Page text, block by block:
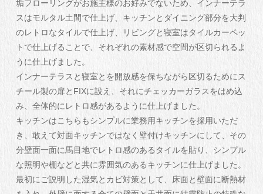
垢フローリングがお施主様のお好みでないため、インナーテラ
スはモルタル土間で仕上げ、キッチンとダイニング部分を大判
のレトロなタイルで仕上げ、リビングと寝室はタイルカーペッ
トで仕上げることで、それぞれの素材感で空間が区切られるよ
うに仕上げました。
インナーテラスと寝室とを開放感を保ちながら区切るためにス
チール製の扉とFIXに設え、それにチェッカーガラスをはめ込
み、全体的にレトロ感があるように仕上げました。
キッチンはこちらもシンプルに業務用キッチンを採用いただ
き、敢えて対面キッチンではなく壁付けキッチンにして、その
分壁面一面に馬目地でレトロ感のあるタイルを貼り、シンプル
な照明や棚などと共に雰囲気のあるキッチンに仕上げました。
最初にご説明した湿気とカビ対策として、床面と壁面に断熱材